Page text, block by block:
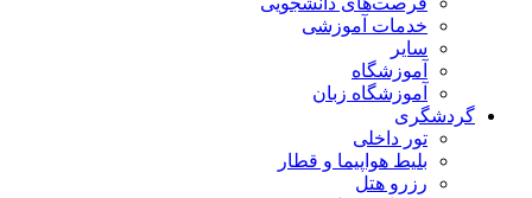
خدمات آموزشی
سایر
آموزشگاه
آموزشگاه زبان
گردشگری
تور داخلی
بلیط هواپیما و قطار
رزرو هتل